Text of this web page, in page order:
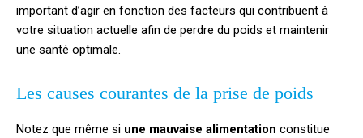
important d’agir en fonction des facteurs qui contribuent à
votre situation actuelle afin de perdre du poids et maintenir
une santé optimale.
Les causes courantes de la prise de poids
Notez que même si une mauvaise alimentation constitue